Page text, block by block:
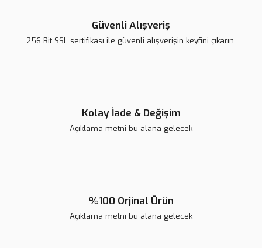
Güvenli Alışveriş
256 Bit SSL sertifikası ile güvenli alışverişin keyfini çıkarın.
Kolay İade & Değişim
Açıklama metni bu alana gelecek
%100 Orjinal Ürün
Açıklama metni bu alana gelecek